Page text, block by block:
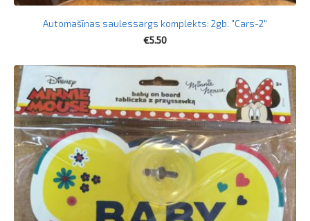
Automašīnas saulessargs komplekts: 2gb. "Cars-2"
€5.50